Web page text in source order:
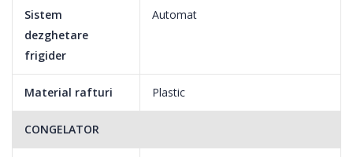
Sistem
dezghetare
frigider
Automat
Material rafturi Plastic
CONGELATOR